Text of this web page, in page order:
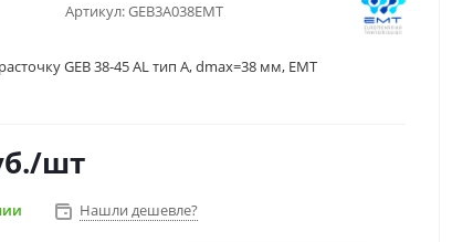
Артикул:GEB3A038EMT
GEB 38-45 AL тип A, dmax=38 мм, EMT
/шт
Нашли дешевле?